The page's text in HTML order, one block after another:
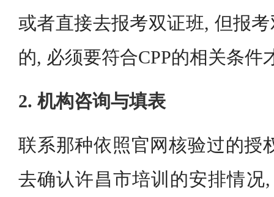
或者直接去报考双证班, 但报
的, 必须要符合CPP的相关条件
2. 机构咨询与填表
联系那种依照官网核验过的授
去确认许昌市培训的安排情况